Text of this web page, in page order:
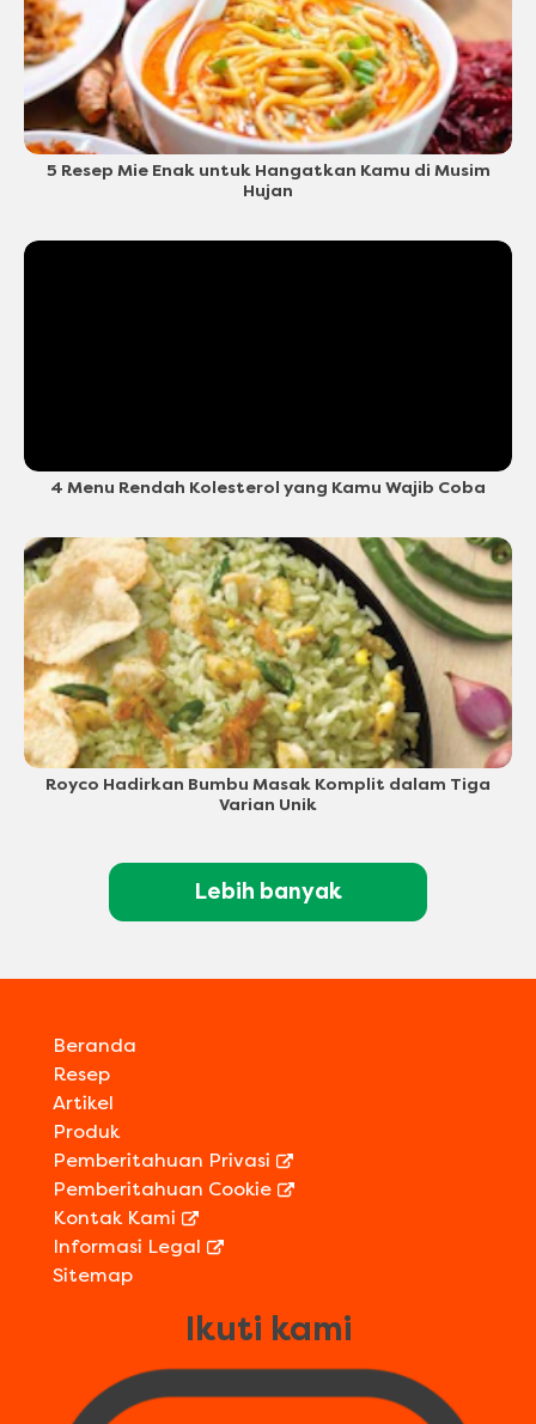
5 Resep Mie Enak untuk Hangatkan Kamu di Musim
Hujan
4 Menu Rendah Kolesterol yang Kamu Wajib Coba
Royco Hadirkan Bumbu Masak Komplit dalam Tiga
Varian Unik
Lebih banyak
Beranda
Resep
Artikel
Produk
Pemberitahuan Privasi
Pemberitahuan Cookie
Kontak Kami
Informasi Legal
Sitemap
Ikuti kami